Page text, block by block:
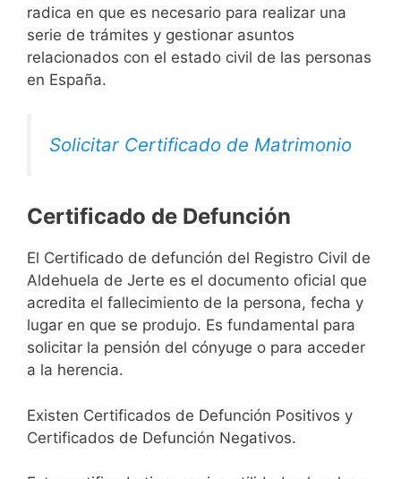
radica en que es necesario para realizar una
serie de trámites y gestionar asuntos
relacionados con el estado civil de las personas
en España.
Solicitar Certificado de Matrimonio
Certificado de Defunción
El Certificado de defunción del Registro Civil de
Aldehuela de Jerte es el documento oficial que
acredita el fallecimiento de la persona, fecha y
lugar en que se produjo. Es fundamental para
solicitar la pensión del cónyuge o para acceder
a la herencia.
Existen Certificados de Defunción Positivos y
Certificados de Defunción Negativos.